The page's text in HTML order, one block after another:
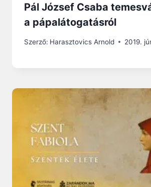
Pál József Csaba
a pápalátogatásról
Szerző: Harasztovics Arnold 2019.